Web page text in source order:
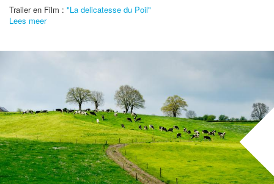
Trailer en Film : "La delicatesse du Poil"
Lees meer